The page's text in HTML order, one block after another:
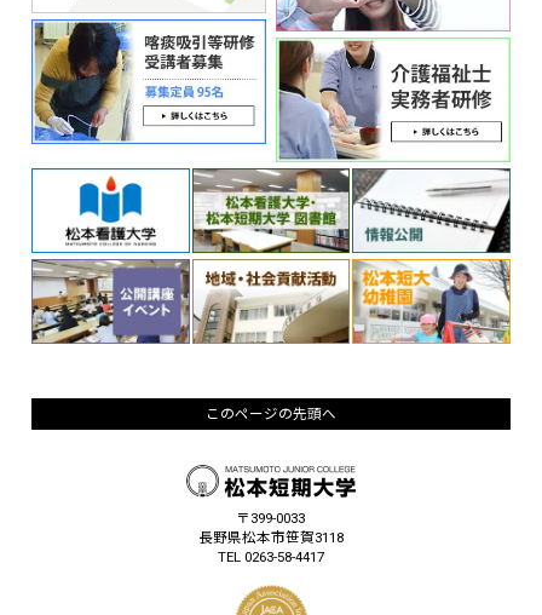
このページの先頭へ
〒399-0033
長野県松本市笹賀3118
TEL 0263-58-4417